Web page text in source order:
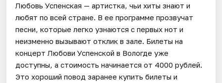
Любовь Успенская — артистка, чьи хиты знают и
любят по всей стране. В ее программе прозвучат
песни, которые легко узнаются с первых нот и
неизменно вызывают отклик в зале. Билеты на
концерт Любови Успенской в Вологде уже
доступны, а стоимость начинается от 4000 рублей.
Это хороший повод заранее купить билеты и